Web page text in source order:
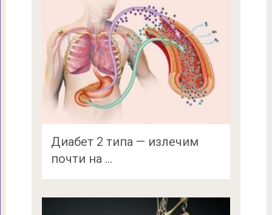
Диабет 2 типа — излечим
почти на …